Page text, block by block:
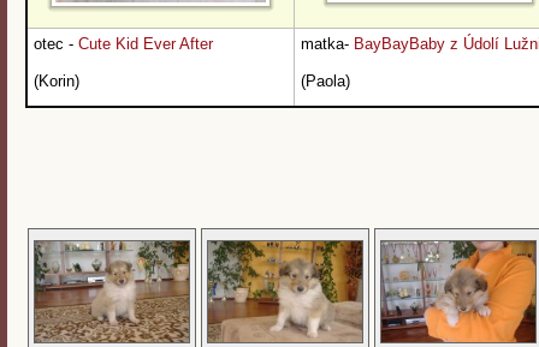
otec - Cute Kid Ever After
(Korin)
matka- BayBayBaby z Údolí
(Paola)